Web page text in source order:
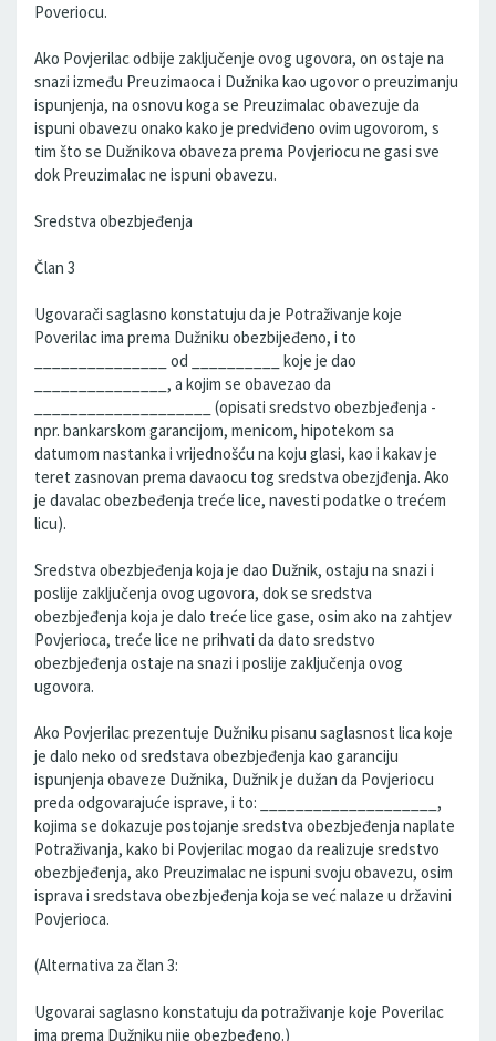
Poveriocu.
Ako Povjerilac odbije zaključenje ovog ugovora, on ostaje na
snazi između Preuzimaoca i Dužnika kao ugovor o preuzimanju
ispunjenja, na osnovu koga se Preuzimalac obavezuje da
ispuni obavezu onako kako je predviđeno ovim ugovorom, s
tim što se Dužnikova obaveza prema Povjeriocu ne gasi sve
dok Preuzimalac ne ispuni obavezu.
Sredstva obezbjeđenja
Član 3
Ugovarači saglasno konstatuju da je Potraživanje koje
Poverilac ima prema Dužniku obezbijeđeno, i to
_______________ od __________ koje je dao
_______________, a kojim se obavezao da
____________________ (opisati sredstvo obezbjeđenja -
npr. bankarskom garancijom, menicom, hipotekom sa
datumom nastanka i vrijednošću na koju glasi, kao i kakav je
teret zasnovan prema davaocu tog sredstva obezjđenja. Ako
je davalac obezbeđenja treće lice, navesti podatke o trećem
licu).
Sredstva obezbjeđenja koja je dao Dužnik, ostaju na snazi i
poslije zaključenja ovog ugovora, dok se sredstva
obezbjeđenja koja je dalo treće lice gase, osim ako na zahtjev
Povjerioca, treće lice ne prihvati da dato sredstvo
obezbjeđenja ostaje na snazi i poslije zaključenja ovog
ugovora.
Ako Povjerilac prezentuje Dužniku pisanu saglasnost lica koje
je dalo neko od sredstava obezbjeđenja kao garanciju
ispunjenja obaveze Dužnika, Dužnik je dužan da Povjeriocu
preda odgovarajuće isprave, i to: ____________________,
kojima se dokazuje postojanje sredstva obezbjeđenja naplate
Potraživanja, kako bi Povjerilac mogao da realizuje sredstvo
obezbjeđenja, ako Preuzimalac ne ispuni svoju obavezu, osim
isprava i sredstava obezbjeđenja koja se već nalaze u državini
Povjerioca.
(Alternativa za član 3:
Ugovarai saglasno konstatuju da potraživanje koje Poverilac
ima prema Dužniku nije obezbeđeno.)